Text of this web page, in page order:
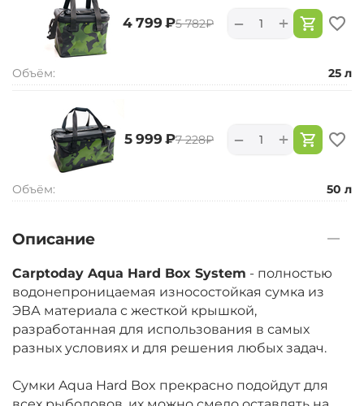
‍4 799‍ ₽‍5 782‍₽ +
−
Объём: 25 л
‍5 999‍ ₽‍7 228‍₽ +
−
Объём: 50 л
Описание
Carptoday Aqua Hard Box System - полностью
водонепроницаемая износостойкая сумка из
ЭВА материала с жесткой крышкой,
разработанная для использования в самых
разных условиях и для решения любых задач.
Сумки Aqua Hard Box прекрасно подойдут для